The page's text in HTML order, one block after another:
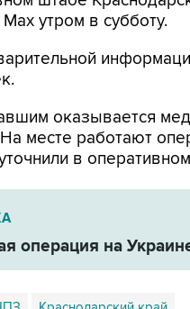
утром в субботу.
оказывается
месте работают
в
операция на